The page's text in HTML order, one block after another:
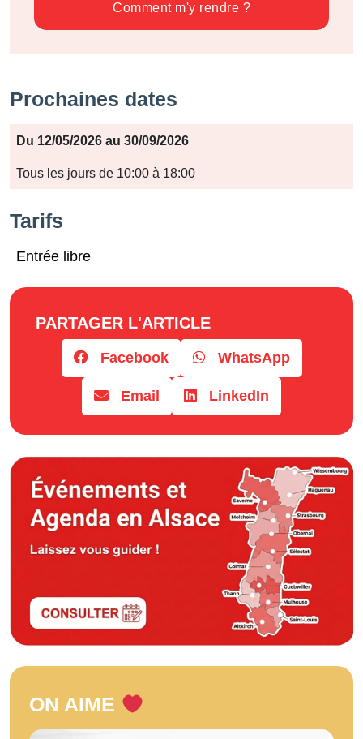
Comment m'y rendre ?
Prochaines dates
Période
Jours
Du 12/05/2026 au 30/09/2026
Tous les jours de 10:00 à 18:00
Tarifs
Entrée libre
PARTAGER L'ARTICLE
Facebook WhatsApp
Email LinkedIn
ON AIME